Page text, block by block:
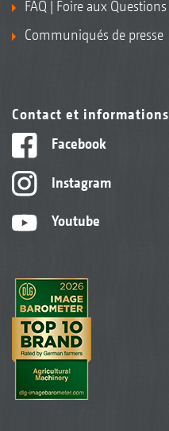
FAQ | Foire aux Questions
Communiqués de presse
Contact et informations
Facebook
Instagram
Youtube